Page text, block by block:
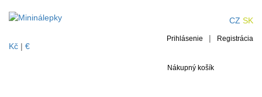
PRÍLEŽITOSŤ CZ SK
Kč | €
Prihlásenie | Registrácia
Nákupný košík